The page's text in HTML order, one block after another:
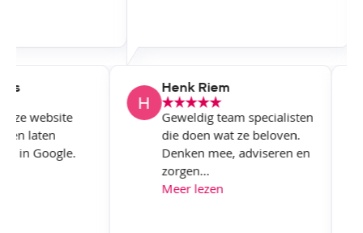
onze website
en laten
in Google.
Henk Riem
Geweldig team specialisten
die doen wat ze beloven.
Denken mee, adviseren en
zorgen...
Meer lezen